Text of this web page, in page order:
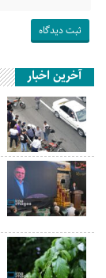
آخرین اخبار